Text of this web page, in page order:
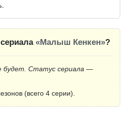
«Малыш Кенкен»?
будет. Статус сериала —
(всего 4 серии).